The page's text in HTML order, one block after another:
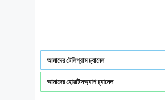
আমাদের টেলিগ্রাম চ্যানেল
আমাদের হোয়াটসঅ্যাপ চ্যানেল